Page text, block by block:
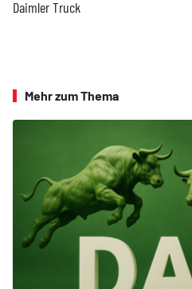
Daimler Truck
Mehr zum Thema